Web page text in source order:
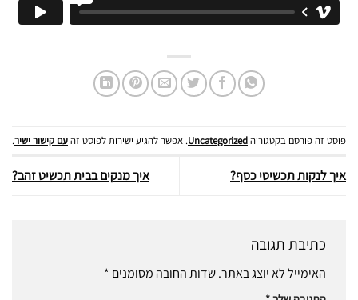
פוסט זה פורסם בקטגוריהUncategorized. אפשר להגיע ישירות לפוסט זהעם קישור ישיר.
איך לנקות תכשיטי כסף? איך מנקים בבית תכשיט זהב?
כתיבת תגובה
האימייל לא יוצג באתר.שדות החובה מסומנים *